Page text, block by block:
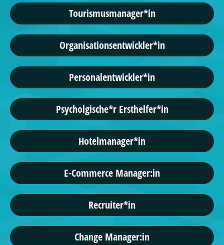
Tourismusmanager*in
Organisationsentwickler*in
Personalentwickler*in
Psycholgische*r Ersthelfer*in
Hotelmanager*in
E-Commerce Manager:in
Recruiter*in
Change Manager:in